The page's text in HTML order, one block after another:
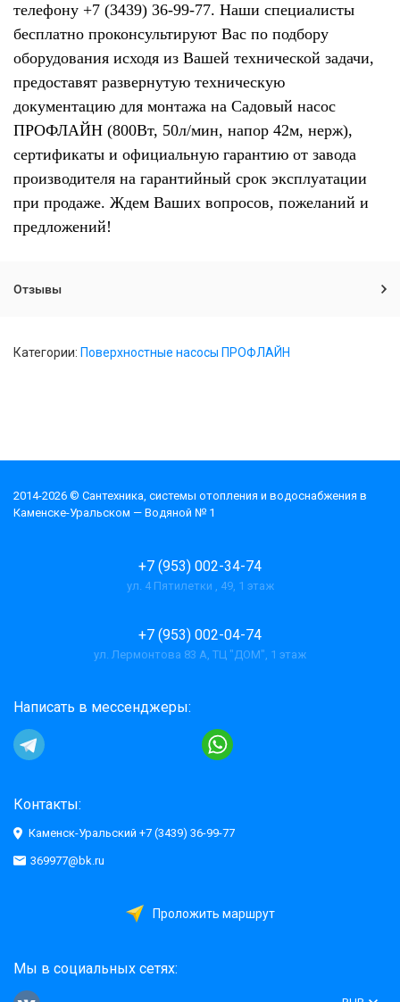
телефону +7 (3439) 36-99-77. Наши специалисты
бесплатно проконсультируют Вас по подбору
оборудования исходя из Вашей технической задачи,
предоставят развернутую техническую
документацию для монтажа на Садовый насос
ПРОФЛАЙН (800Вт, 50л/мин, напор 42м, нерж),
сертификаты и официальную гарантию от завода
производителя на гарантийный срок эксплуатации
при продаже. Ждем Ваших вопросов, пожеланий и
предложений!
Отзывы
Категории: Поверхностные насосы ПРОФЛАЙН
2014-2026 © Cантехника, системы отопления и водоснабжения в
Каменске-Уральском — Водяной № 1
+7 (953) 002-34-74
ул. 4 Пятилетки , 49, 1 этаж
+7 (953) 002-04-74
ул. Лермонтова 83 А, ТЦ "ДОМ", 1 этаж
Написать в мессенджеры:
Контакты:
Каменск-Уральский +7 (3439) 36-99-77
369977@bk.ru
Проложить маршрут
Мы в социальных сетях: